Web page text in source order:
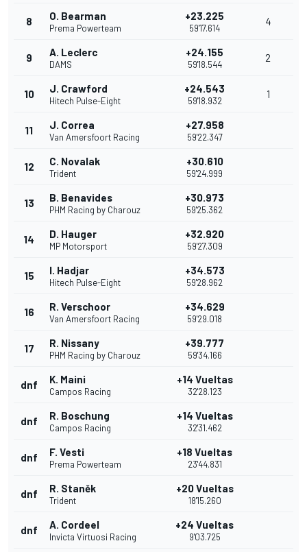
8 O. Bearman
Prema Powerteam
+23.225
59'17.614
4
9 A. Leclerc
DAMS
+24.155
59'18.544
2
10 J. Crawford
Hitech Pulse-Eight
+24.543
59'18.932
1
11 J. Correa
Van Amersfoort Racing
+27.958
59'22.347
12 C. Novalak
Trident
+30.610
59'24.999
13 B. Benavides
PHM Racing by Charouz
+30.973
59'25.362
14 D. Hauger
MP Motorsport
+32.920
59'27.309
15 I. Hadjar
Hitech Pulse-Eight
+34.573
59'28.962
16 R. Verschoor
Van Amersfoort Racing
+34.629
59'29.018
17 R. Nissany
PHM Racing by Charouz
+39.777
59'34.166
dnf K. Maini
Campos Racing
+14 Vueltas
32'28.123
dnf R. Boschung
Campos Racing
+14 Vueltas
32'31.462
dnf F. Vesti
Prema Powerteam
+18 Vueltas
23'44.831
dnf R. Staněk
Trident
+20 Vueltas
18'15.260
dnf A. Cordeel
Invicta Virtuosi Racing
+24 Vueltas
9'03.725